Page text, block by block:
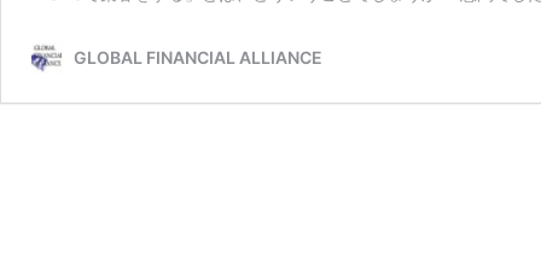
GLOBAL FINANCIAL ALLIANCE